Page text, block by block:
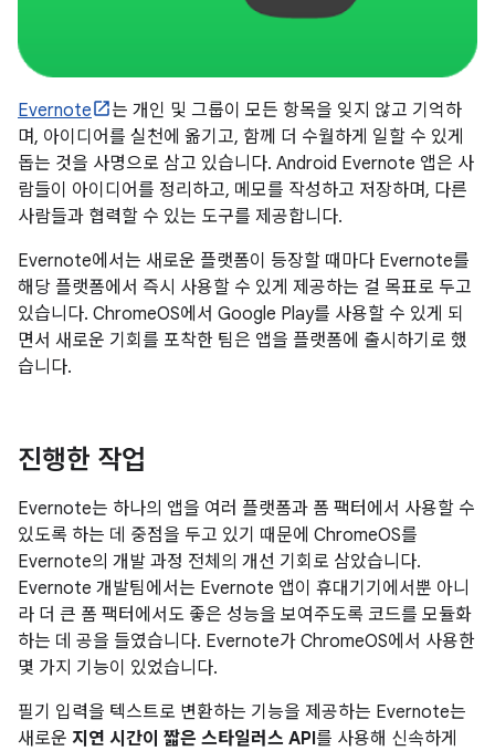
Evernote
는 개인 및 그룹이 모든 항목을 잊지 않고 기억하
며, 아이디어를 실천에 옮기고, 함께 더 수월하게 일할 수 있게
돕는 것을 사명으로 삼고 있습니다. Android Evernote 앱은 사
람들이 아이디어를 정리하고, 메모를 작성하고 저장하며, 다른
사람들과 협력할 수 있는 도구를 제공합니다.
Evernote에서는 새로운 플랫폼이 등장할 때마다 Evernote를
해당 플랫폼에서 즉시 사용할 수 있게 제공하는 걸 목표로 두고
있습니다. ChromeOS에서 Google Play를 사용할 수 있게 되
면서 새로운 기회를 포착한 팀은 앱을 플랫폼에 출시하기로 했
습니다.
진행한 작업
Evernote는 하나의 앱을 여러 플랫폼과 폼 팩터에서 사용할 수
있도록 하는 데 중점을 두고 있기 때문에 ChromeOS를
Evernote의 개발 과정 전체의 개선 기회로 삼았습니다.
Evernote 개발팀에서는 Evernote 앱이 휴대기기에서뿐 아니
라 더 큰 폼 팩터에서도 좋은 성능을 보여주도록 코드를 모듈화
하는 데 공을 들였습니다. Evernote가 ChromeOS에서 사용한
몇 가지 기능이 있었습니다.
필기 입력을 텍스트로 변환하는 기능을 제공하는 Evernote는
새로운 지연 시간이 짧은 스타일러스 API를 사용해 신속하게